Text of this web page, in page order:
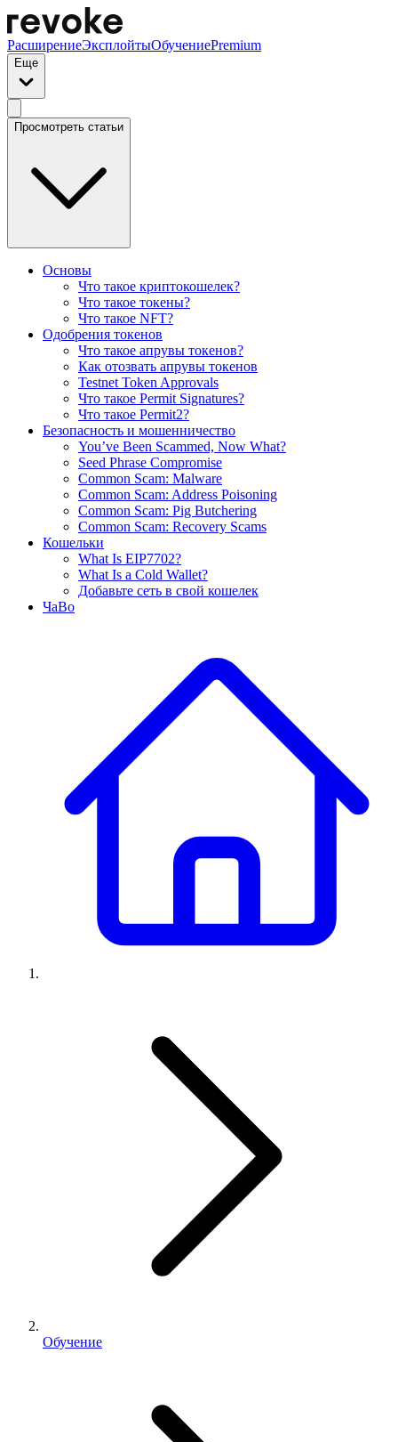
РасширениеЭксплойтыОбучениеPremium
Еще
Просмотреть статьи
Основы
Что такое криптокошелек?
Что такое токены?
Что такое NFT?
Одобрения токенов
Что такое апрувы токенов?
Как отозвать апрувы токенов
Testnet Token Approvals
Что такое Permit Signatures?
Что такое Permit2?
Безопасность и мошенничество
You’ve Been Scammed, Now What?
Seed Phrase Compromise
Common Scam: Malware
Common Scam: Address Poisoning
Common Scam: Pig Butchering
Common Scam: Recovery Scams
Кошельки
What Is EIP7702?
What Is a Cold Wallet?
Добавьте сеть в свой кошелек
ЧаВо
Обучение